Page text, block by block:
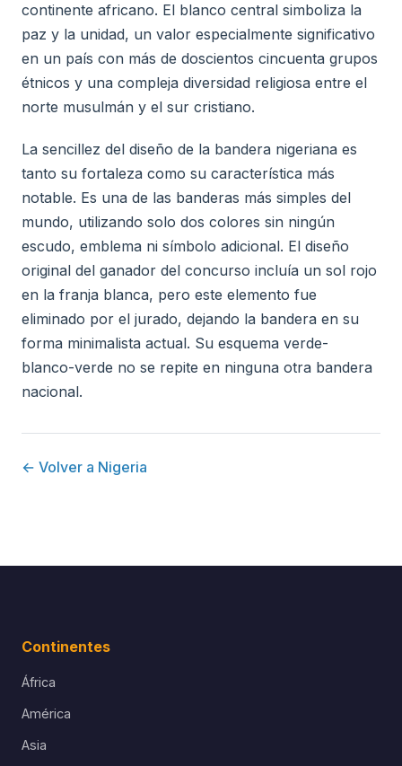
continente africano. El blanco central simboliza la
paz y la unidad, un valor especialmente significativo
en un país con más de doscientos cincuenta grupos
étnicos y una compleja diversidad religiosa entre el
norte musulmán y el sur cristiano.
La sencillez del diseño de la bandera nigeriana es
tanto su fortaleza como su característica más
notable. Es una de las banderas más simples del
mundo, utilizando solo dos colores sin ningún
escudo, emblema ni símbolo adicional. El diseño
original del ganador del concurso incluía un sol rojo
en la franja blanca, pero este elemento fue
eliminado por el jurado, dejando la bandera en su
forma minimalista actual. Su esquema verde-
blanco-verde no se repite en ninguna otra bandera
nacional.
← Volver a Nigeria
Continentes
África
América
Asia